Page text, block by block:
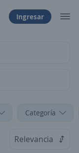
Ingresar
Categoría
Relevancia